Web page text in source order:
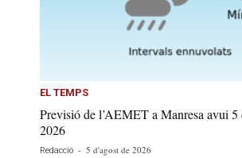
EL TEMPS
Previsió de l’AEMET a Manresa avui 5
2026
Redacció - 5 d'agost de 2026